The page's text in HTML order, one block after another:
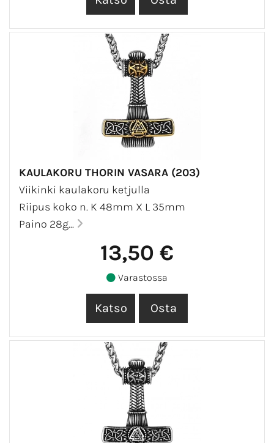
KAULAKORU THORIN VASARA (203)
Viikinki kaulakoru ketjulla
Riipus koko n. K 48mm X L 35mm
Paino 28g...
13,50 €
Varastossa